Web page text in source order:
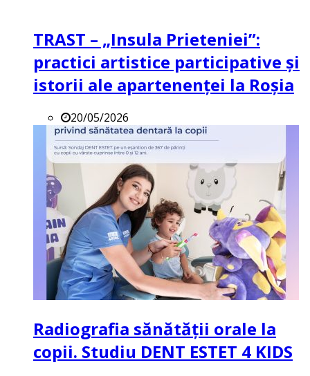
TRAST – „Insula Prieteniei”:
practici artistice participative și
istorii ale apartenenței la Roșia
20/05/2026
Radiografia sănătății orale la
copii. Studiu DENT ESTET 4 KIDS